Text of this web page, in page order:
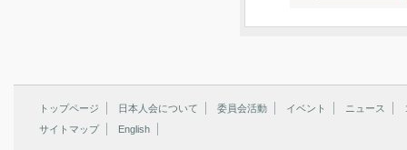
トップページ 日本人会について 委員会活動 イベント ニュース
サイトマップ
English